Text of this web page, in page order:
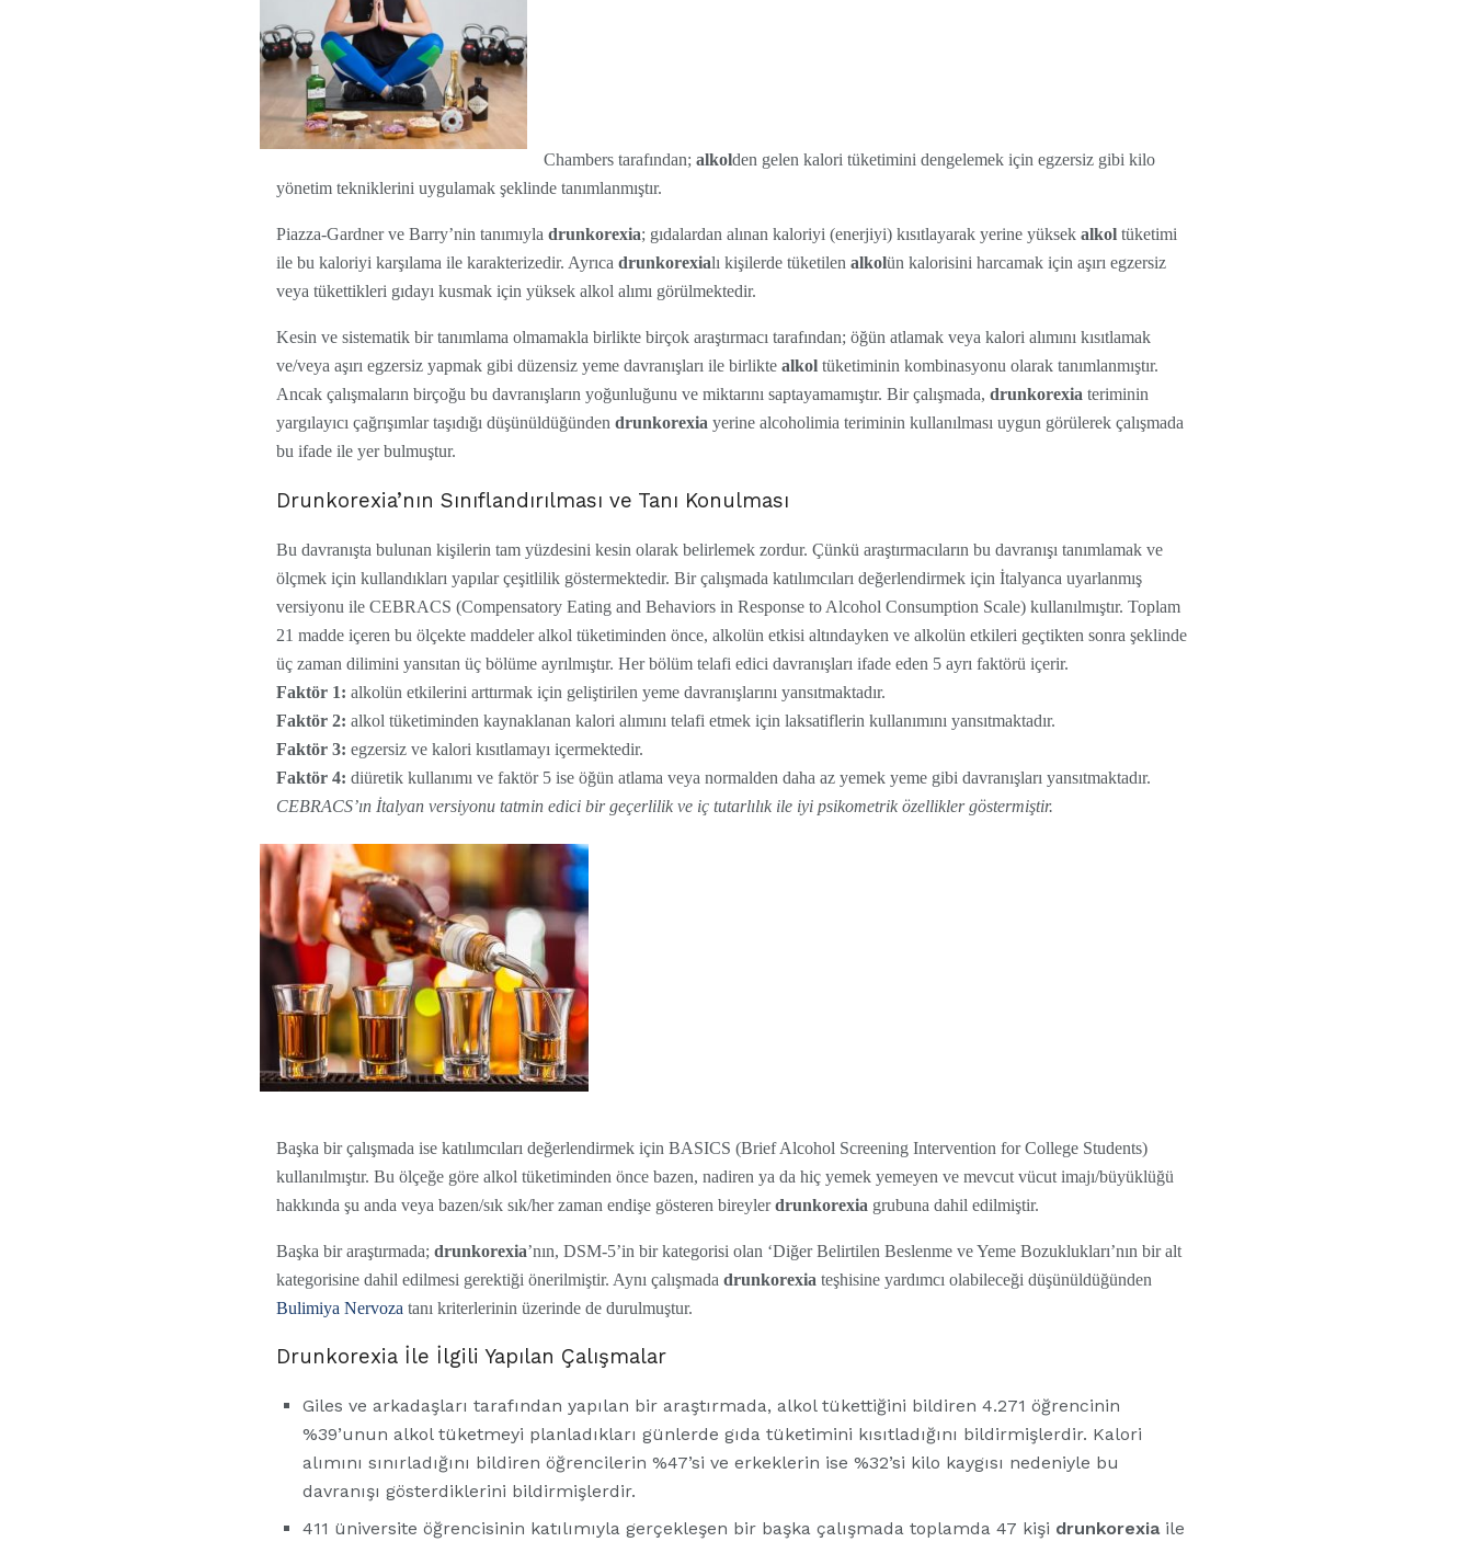
Chambers tarafından; alkolden gelen kalori tüketimini dengelemek için egzersiz gibi kilo
yönetim tekniklerini uygulamak şeklinde tanımlanmıştır.
Piazza-Gardner ve Barry’nin tanımıyla drunkorexia; gıdalardan alınan kaloriyi (enerjiyi) kısıtlayarak yerine yüksek alkol tüketimi
ile bu kaloriyi karşılama ile karakterizedir. Ayrıca drunkorexialı kişilerde tüketilen alkolün kalorisini harcamak için aşırı egzersiz
veya tükettikleri gıdayı kusmak için yüksek alkol alımı görülmektedir.
Kesin ve sistematik bir tanımlama olmamakla birlikte birçok araştırmacı tarafından; öğün atlamak veya kalori alımını kısıtlamak
ve/veya aşırı egzersiz yapmak gibi düzensiz yeme davranışları ile birlikte alkol tüketiminin kombinasyonu olarak tanımlanmıştır.
Ancak çalışmaların birçoğu bu davranışların yoğunluğunu ve miktarını saptayamamıştır. Bir çalışmada, drunkorexia teriminin
yargılayıcı çağrışımlar taşıdığı düşünüldüğünden drunkorexia yerine alcoholimia teriminin kullanılması uygun görülerek çalışmada
bu ifade ile yer bulmuştur.
Drunkorexia’nın Sınıflandırılması ve Tanı Konulması
Bu davranışta bulunan kişilerin tam yüzdesini kesin olarak belirlemek zordur. Çünkü araştırmacıların bu davranışı tanımlamak ve
ölçmek için kullandıkları yapılar çeşitlilik göstermektedir. Bir çalışmada katılımcıları değerlendirmek için İtalyanca uyarlanmış
versiyonu ile CEBRACS (Compensatory Eating and Behaviors in Response to Alcohol Consumption Scale) kullanılmıştır. Toplam
21 madde içeren bu ölçekte maddeler alkol tüketiminden önce, alkolün etkisi altındayken ve alkolün etkileri geçtikten sonra şeklinde
üç zaman dilimini yansıtan üç bölüme ayrılmıştır. Her bölüm telafi edici davranışları ifade eden 5 ayrı faktörü içerir.
Faktör 1: alkolün etkilerini arttırmak için geliştirilen yeme davranışlarını yansıtmaktadır.
Faktör 2: alkol tüketiminden kaynaklanan kalori alımını telafi etmek için laksatiflerin kullanımını yansıtmaktadır.
Faktör 3: egzersiz ve kalori kısıtlamayı içermektedir.
Faktör 4: diüretik kullanımı ve faktör 5 ise öğün atlama veya normalden daha az yemek yeme gibi davranışları yansıtmaktadır.
CEBRACS’ın İtalyan versiyonu tatmin edici bir geçerlilik ve iç tutarlılık ile iyi psikometrik özellikler göstermiştir.
Başka bir çalışmada ise katılımcıları değerlendirmek için BASICS (Brief Alcohol Screening Intervention for College Students)
kullanılmıştır. Bu ölçeğe göre alkol tüketiminden önce bazen, nadiren ya da hiç yemek yemeyen ve mevcut vücut imajı/büyüklüğü
hakkında şu anda veya bazen/sık sık/her zaman endişe gösteren bireylerdrunkorexia grubuna dahil edilmiştir.
Başka bir araştırmada; drunkorexia’nın, DSM-5’in bir kategorisi olan ‘Diğer Belirtilen Beslenme ve Yeme Bozuklukları’nın bir alt
kategorisine dahil edilmesi gerektiği önerilmiştir. Aynı çalışmada drunkorexia teşhisine yardımcı olabileceği düşünüldüğünden
Bulimiya Nervoza tanı kriterlerinin üzerinde de durulmuştur.
Drunkorexia İle İlgili Yapılan Çalışmalar
Giles ve arkadaşları tarafından yapılan bir araştırmada, alkol tükettiğini bildiren 4.271 öğrencinin
%39’unun alkol tüketmeyi planladıkları günlerde gıda tüketimini kısıtladığını bildirmişlerdir. Kalori
alımını sınırladığını bildiren öğrencilerin %47’si ve erkeklerin ise %32’si kilo kaygısı nedeniyle bu
davranışı gösterdiklerini bildirmişlerdir.
411 üniversite öğrencisinin katılımıyla gerçekleşen bir başka çalışmada toplamda 47 kişi drunkorexiaile